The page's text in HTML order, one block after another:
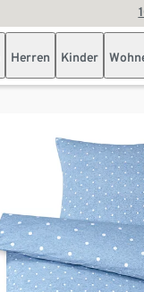
Herren Kinder